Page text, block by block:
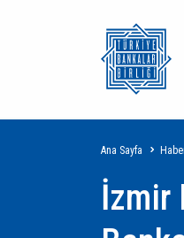
yolu
Ana Sayfa
İzmir